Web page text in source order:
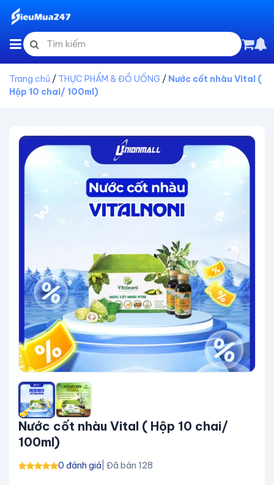
Trang chủ / THỰC PHẨM & ĐỒ UỐNG / Nước cốt nhàu Vital (
Hộp 10 chai/ 100ml)
Nước cốt nhàu Vital ( Hộp 10 chai/
100ml)
0 đánh giá | Đã bán 128